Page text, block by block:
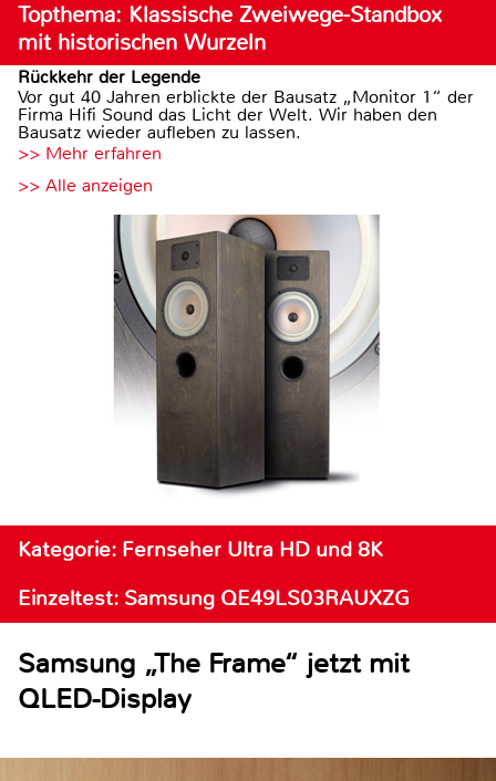
Topthema: Klassische Zweiwege-Standbox
mit historischen Wurzeln
Rückkehr der Legende
Vor gut 40 Jahren erblickte der Bausatz „Monitor 1“ der
Firma Hifi Sound das Licht der Welt. Wir haben den
Bausatz wieder aufleben zu lassen.
>> Mehr erfahren
>> Alle anzeigen
Kategorie: Fernseher Ultra HD und 8K
Einzeltest: Samsung QE49LS03RAUXZG
Samsung „The Frame“ jetzt mit
QLED-Display